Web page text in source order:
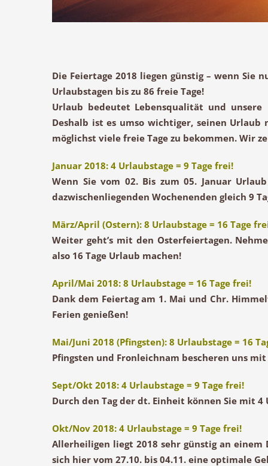
Die Feiertage 2018 liegen günstig – wenn Sie
Urlaubstagen bis zu 86 freie Tage!
Urlaub bedeutet Lebensqualität und
Deshalb ist es umso wichtiger, seinen
möglichst viele freie Tage zu bekommen. Wir
Januar 2018: 4 Urlaubstage = 9 Tage frei!
Wenn Sie vom 02. Bis zum 05. Januar
dazwischenliegenden Wochenenden gleich 9
März/April (Ostern): 8 Urlaubstage = 16 Tage
Weiter geht’s mit den Osterfeiertagen.
also 16 Tage Urlaub machen!
April/Mai 2018: 8 Urlaubstage = 16 Tage frei!
Dank dem Feiertag am 1. Mai und Chr.
Ferien genießen!
Mai/Juni 2018 (Pfingsten): 8 Urlaubstage = 16
Pfingsten und Fronleichnam bescheren uns
Sept/Okt 2018: 4 Urlaubstage = 9 Tage frei!
Durch den Tag der dt. Einheit können Sie mit 4
Okt/Nov 2018: 4 Urlaubstage = 9 Tage frei!
Allerheiligen liegt 2018 sehr günstig an einem
sich hier vom 27.10. bis 04.11. eine optimale